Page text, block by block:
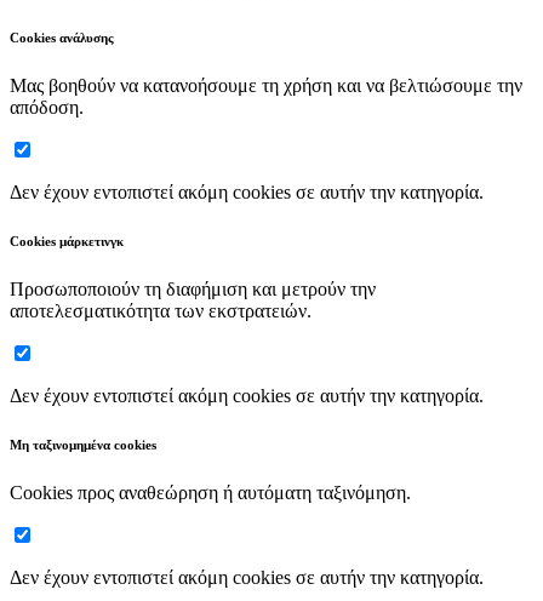
Cookies ανάλυσης
Μας βοηθούν να κατανοήσουμε τη χρήση και να βελτιώσουμε την
απόδοση.
Δεν έχουν εντοπιστεί ακόμη cookies σε αυτήν την κατηγορία.
Cookies μάρκετινγκ
Προσωποποιούν τη διαφήμιση και μετρούν την
αποτελεσματικότητα των εκστρατειών.
Δεν έχουν εντοπιστεί ακόμη cookies σε αυτήν την κατηγορία.
Μη ταξινομημένα cookies
Cookies προς αναθεώρηση ή αυτόματη ταξινόμηση.
Δεν έχουν εντοπιστεί ακόμη cookies σε αυτήν την κατηγορία.